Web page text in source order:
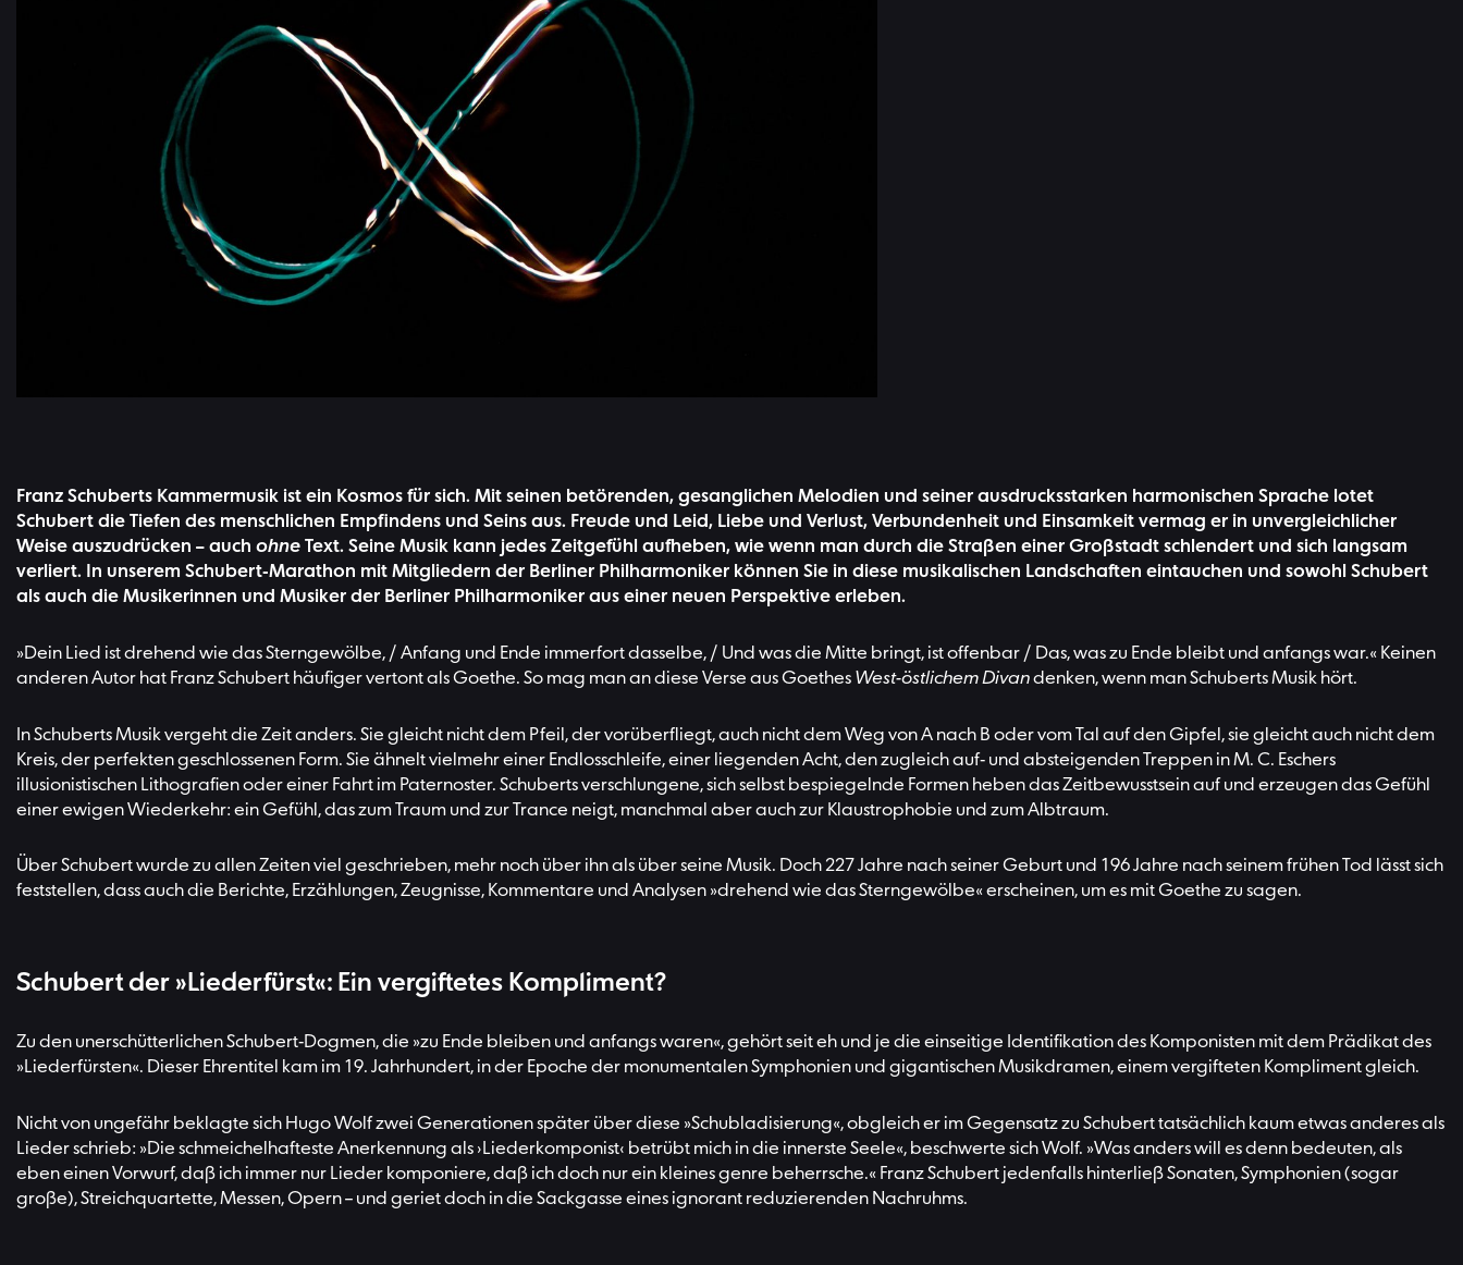
Franz Schuberts Kammermusik ist ein Kosmos für sich. Mit seinen betörenden, gesanglichen Melodien und seiner ausdrucksstarken harmonischen Sprache lotet
Schubert die Tiefen des menschlichen Empfindens und Seins aus. Freude und Leid, Liebe und Verlust, Verbundenheit und Einsamkeit vermag er in unvergleichlicher
Weise auszudrücken – auch ohne Text. Seine Musik kann jedes Zeitgefühl aufheben, wie wenn man durch die Straßen einer Großstadt schlendert und sich langsam
verliert. In unserem Schubert-Marathon mit Mitgliedern der Berliner Philharmoniker können Sie in diese musikalischen Landschaften eintauchen und sowohl Schubert
als auch die Musikerinnen und Musiker der Berliner Philharmoniker aus einer neuen Perspektive erleben.
»Dein Lied ist drehend wie das Sterngewölbe, / Anfang und Ende immerfort dasselbe, / Und was die Mitte bringt, ist offenbar / Das, was zu Ende bleibt und anfangs war.« Keinen
anderen Autor hat Franz Schubert häufiger vertont als Goethe. So mag man an diese Verse aus Goethes West-östlichem Divandenken, wenn man Schuberts Musik hört.
In Schuberts Musik vergeht die Zeit anders. Sie gleicht nicht dem Pfeil, der vorüberfliegt, auch nicht dem Weg von A nach B oder vom Tal auf den Gipfel, sie gleicht auch nicht dem
Kreis, der perfekten geschlossenen Form. Sie ähnelt vielmehr einer Endlosschleife, einer liegenden Acht, den zugleich auf- und absteigenden Treppen in M. C. Eschers
illusionistischen Lithografien oder einer Fahrt im Paternoster. Schuberts verschlungene, sich selbst bespiegelnde Formen heben das Zeitbewusstsein auf und erzeugen das Gefühl
einer ewigen Wiederkehr: ein Gefühl, das zum Traum und zur Trance neigt, manchmal aber auch zur Klaustrophobie und zum Albtraum.
Über Schubert wurde zu allen Zeiten viel geschrieben, mehr noch über ihn als über seine Musik. Doch 227 Jahre nach seiner Geburt und 196 Jahre nach seinem frühen Tod lässt sich
feststellen, dass auch die Berichte, Erzählungen, Zeugnisse, Kommentare und Analysen »drehend wie das Sterngewölbe« erscheinen, um es mit Goethe zu sagen.
Schubert der »Liederfürst«: Ein vergiftetes Kompliment?
Zu den unerschütterlichen Schubert-Dogmen, die »zu Ende bleiben und anfangs waren«, gehört seit eh und je die einseitige Identifikation des Komponisten mit dem Prädikat des
»Liederfürsten«. Dieser Ehrentitel kam im 19. Jahrhundert, in der Epoche der monumentalen Symphonien und gigantischen Musikdramen, einem vergifteten Kompliment gleich.
Nicht von ungefähr beklagte sich Hugo Wolf zwei Generationen später über diese »Schubladisierung«, obgleich er im Gegensatz zu Schubert tatsächlich kaum etwas anderes als
Lieder schrieb: »Die schmeichelhafteste Anerkennung als ›Liederkomponist‹ betrübt mich in die innerste Seele«, beschwerte sich Wolf. »Was anders will es denn bedeuten, als
eben einen Vorwurf, daß ich immer nur Lieder komponiere, daß ich doch nur ein kleines genre beherrsche.« Franz Schubert jedenfalls hinterließ Sonaten, Symphonien (sogar
große), Streichquartette, Messen, Opern – und geriet doch in die Sackgasse eines ignorant reduzierenden Nachruhms.